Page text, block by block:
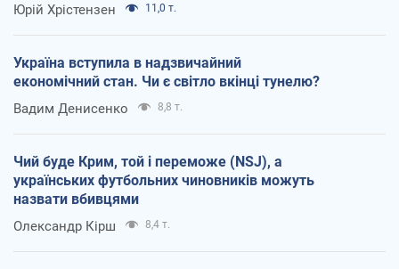
Юрій Хрістензен 11,0 т.
Україна вступила в надзвичайний
економічний стан. Чи є світло вкінці тунелю?
Вадим Денисенко 8,8 т.
Чий буде Крим, той і переможе (NSJ), а
українських футбольних чиновників можуть
назвати вбивцями
Олександр Кірш 8,4 т.